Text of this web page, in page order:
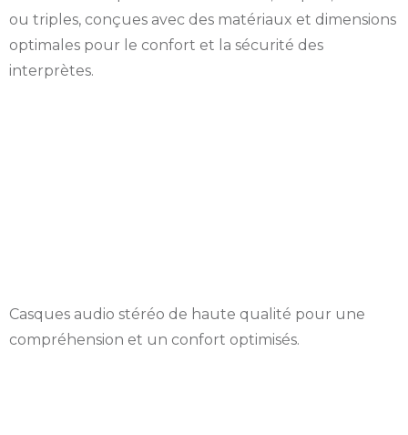
ou triples, conçues avec des matériaux et dimensions
optimales pour le confort et la sécurité des
interprètes.
Casques audio stéréo de haute qualité pour une
compréhension et un confort optimisés.